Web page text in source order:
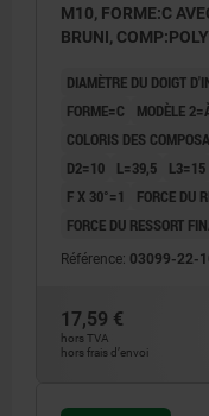
1) Butée gauche
M10, FORME:C
BRUNI,
DIAMÈTRE DU DOIGT
FORME=C
MODÈLE
COLORIS DES
D2=10
L=39,5 L3=15
F X 30°=1
FORCE DU
FORCE DU RESSORT
Référence: 03099-22-
17,59 €
hors TVA
hors frais d’envoi